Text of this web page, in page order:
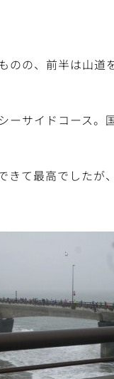
のの、前半は山道
ーサイドコース。
て最高でしたが